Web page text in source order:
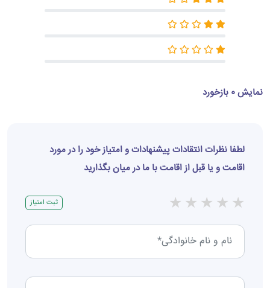
نمایش 0 بازخورد
لطفا نظرات انتقادات پیشنهادات و امتیاز خود را در مورد
اقامت و یا قبل از اقامت با ما در میان بگذارید
★
★
★
★
★ ثبت امتیاز